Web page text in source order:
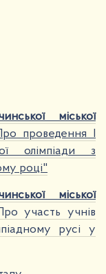
міської
проведення І
олімпіади з
році"
міської
участь учнів
русі у